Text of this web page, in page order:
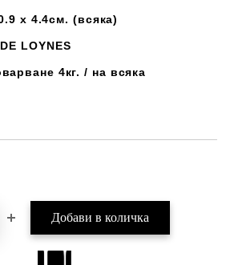
x 4.4см. (всяка)
LOYNES
4кг. / на всяка